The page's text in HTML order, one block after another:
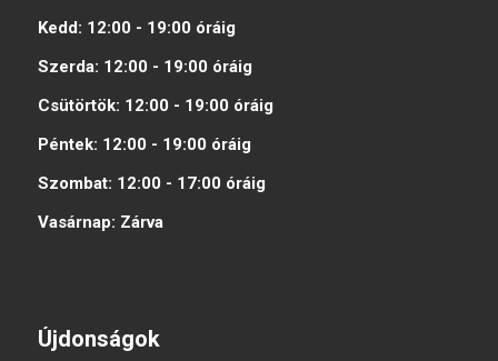
Kedd: 12:00 - 19:00 óráig
Szerda: 12:00 - 19:00 óráig
Csütörtök: 12:00 - 19:00 óráig
Péntek: 12:00 - 19:00 óráig
Szombat: 12:00 - 17:00 óráig
Vasárnap: Zárva
Újdonságok